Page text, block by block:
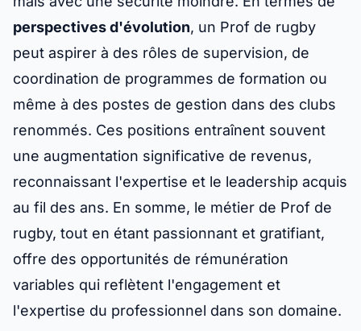
perspectives d'évolution, un Prof de rugby
peut aspirer à des rôles de supervision, de
coordination de programmes de formation ou
même à des postes de gestion dans des clubs
renommés. Ces positions entraînent souvent
une augmentation significative de revenus,
reconnaissant l'expertise et le leadership acquis
au fil des ans. En somme, le métier de Prof de
rugby, tout en étant passionnant et gratifiant,
offre des opportunités de rémunération
variables qui reflètent l'engagement et
l'expertise du professionnel dans son domaine.